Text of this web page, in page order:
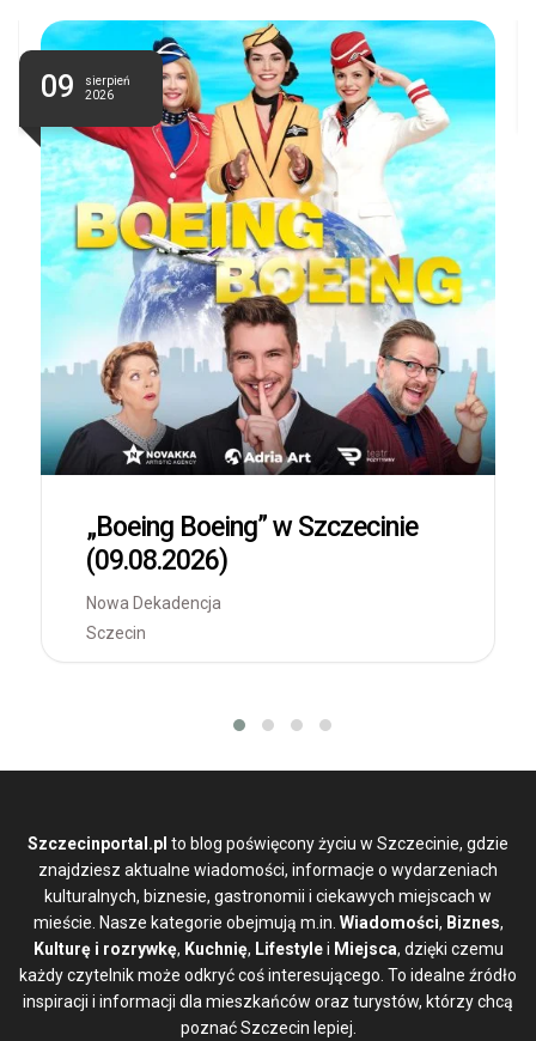
09
sierpień
2026
„Boeing Boeing” w Szczecinie
(09.08.2026)
Nowa Dekadencja
Sczecin
Szczecinportal.pl to blog poświęcony życiu w Szczecinie, gdzie
znajdziesz aktualne wiadomości, informacje o wydarzeniach
kulturalnych, biznesie, gastronomii i ciekawych miejscach w
mieście. Nasze kategorie obejmują m.in. Wiadomości, Biznes,
Kulturę i rozrywkę, Kuchnię, Lifestylei Miejsca, dzięki czemu
każdy czytelnik może odkryć coś interesującego. To idealne źródło
inspiracji i informacji dla mieszkańców oraz turystów, którzy chcą
poznać Szczecin lepiej.